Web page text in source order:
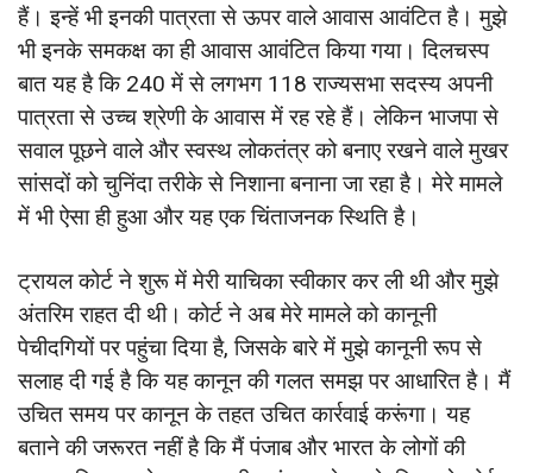
हैं। इन्हें भी इनकी पात्रता से ऊपर वाले आवास आवंटित है। मुझे
भी इनके समकक्ष का ही आवास आवंटित किया गया। दिलचस्प
बात यह है कि 240 में से लगभग 118 राज्यसभा सदस्य अपनी
पात्रता से उच्च श्रेणी के आवास में रह रहे हैं। लेकिन भाजपा से
सवाल पूछने वाले और स्वस्थ लोकतंत्र को बनाए रखने वाले मुखर
सांसदों को चुनिंदा तरीके से निशाना बनाना जा रहा है। मेरे मामले
में भी ऐसा ही हुआ और यह एक चिंताजनक स्थिति है।
ट्रायल कोर्ट ने शुरू में मेरी याचिका स्वीकार कर ली थी और मुझे
अंतरिम राहत दी थी। कोर्ट ने अब मेरे मामले को कानूनी
पेचीदगियों पर पहुंचा दिया है, जिसके बारे में मुझे कानूनी रूप से
सलाह दी गई है कि यह कानून की गलत समझ पर आधारित है। मैं
उचित समय पर कानून के तहत उचित कार्रवाई करूंगा। यह
बताने की जरूरत नहीं है कि मैं पंजाब और भारत के लोगों की